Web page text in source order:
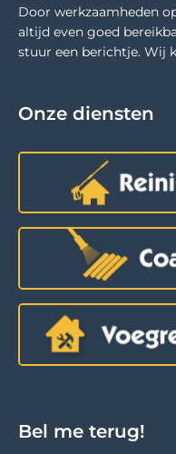
Door werkzaamheden
altijd even goed
stuur een berichtje. Wij
Onze diensten
Bel me terug!